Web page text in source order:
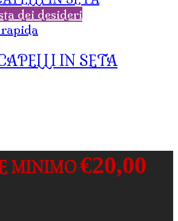
dei desideri
IN SETA
MINIMO€20,00